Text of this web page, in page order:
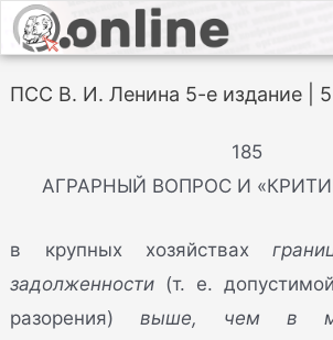
ПСС В. И. Ленина 5-е издание |
185
АГРАРНЫЙ ВОПРОС И
в крупных хозяйствах
задолженности (т. е.
разорения)выше, чем в